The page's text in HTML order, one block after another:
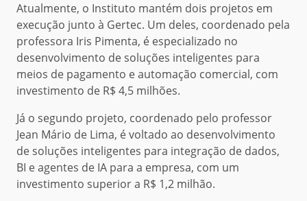
Atualmente, o Instituto mantém dois projetos em
execução junto à Gertec. Um deles, coordenado pela
professora Iris Pimenta, é especializado no
desenvolvimento de soluções inteligentes para
meios de pagamento e automação comercial, com
investimento de R$ 4,5 milhões.
Já o segundo projeto, coordenado pelo professor
Jean Mário de Lima, é voltado ao desenvolvimento
de soluções inteligentes para integração de dados,
BI e agentes de IA para a empresa, com um
investimento superior a R$ 1,2 milhão.